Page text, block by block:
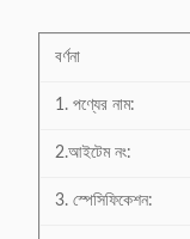
বর্ণনা
1. পণ্যের নাম:
2.আইটেম নং:
3. স্পেসিফিকেশন: